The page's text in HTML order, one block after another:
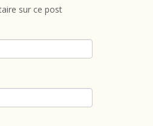
sur ce post